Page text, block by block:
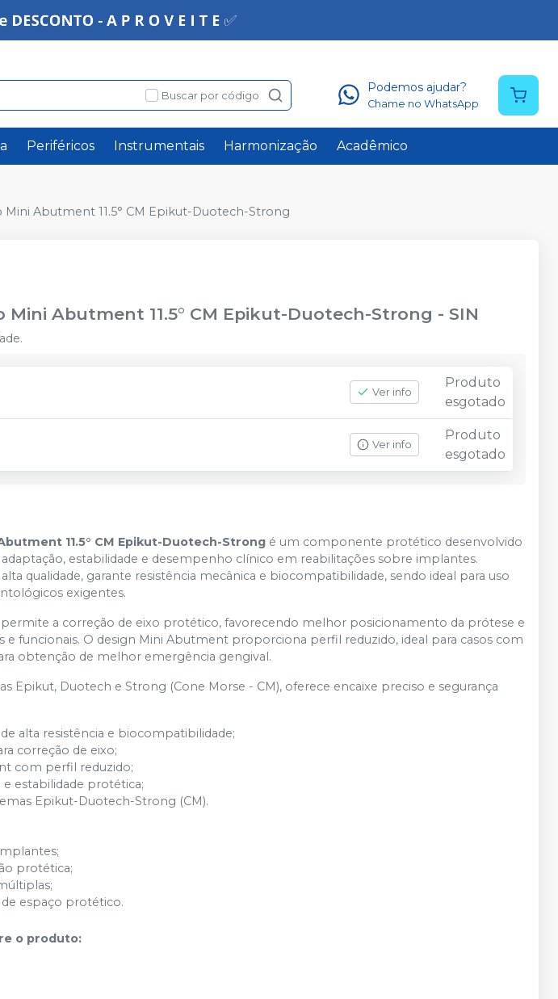
Buscar por código
Podemos ajudar?
Chame no WhatsApp
Periféricos Instrumentais Harmonização Acadêmico
Mini Abutment 11.5° CM Epikut-Duotech-Strong
Mini Abutment 11.5° CM Epikut-Duotech-Strong - SIN
Ver info
Produto
esgotado
Ver info
Produto
esgotado
11.5° CM Epikut-Duotech-Strong é um componente protético desenvolvido
estabilidade e desempenho clínico em reabilitações sobre implantes.
qualidade, garante resistência mecânica e biocompatibilidade, sendo ideal para uso
exigentes.
permite a correção de eixo protético, favorecendo melhor posicionamento da prótese e
e funcionais. O design Mini Abutment proporciona perfil reduzido, ideal para casos com
obtenção de melhor emergência gengival.
Epikut, Duotech e Strong (Cone Morse - CM), oferece encaixe preciso e segurança
alta resistência e biocompatibilidade;
correção de eixo;
com perfil reduzido;
estabilidade protética;
Epikut-Duotech-Strong (CM).
protética;
espaço protético.
o produto: